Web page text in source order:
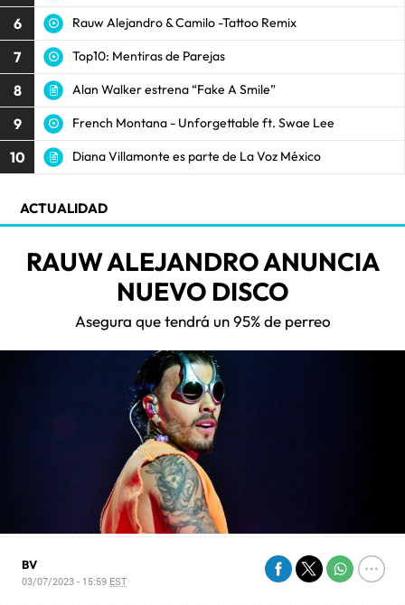
6 Rauw Alejandro & Camilo -Tattoo Remix
7 Top10: Mentiras de Parejas
8 Alan Walker estrena “Fake A Smile”
9 French Montana - Unforgettable ft. Swae Lee
10 Diana Villamonte es parte de La Voz México
ACTUALIDAD
RAUW ALEJANDRO ANUNCIA
NUEVO DISCO
Asegura que tendrá un 95% de perreo
BV
03/07/2023 - 15:59 EST